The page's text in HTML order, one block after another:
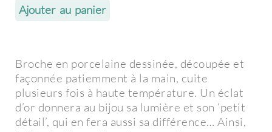
Ajouter au panier
Broche en porcelaine dessinée, découpée et
façonnée patiemment à la main, cuite
plusieurs fois à haute température. Un éclat
d’or donnera au bijou sa lumière et son ‘petit
détail’, qui en fera aussi sa différence… Ainsi,